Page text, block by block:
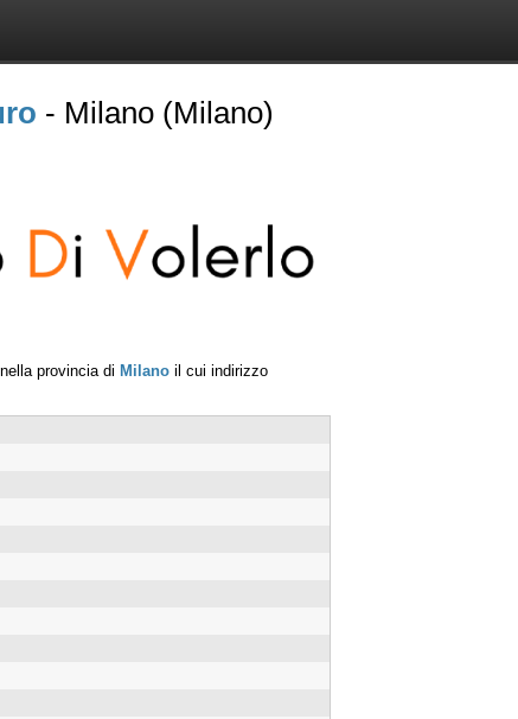
- Milano (Milano)
nella provincia di Milano il cui indirizzo